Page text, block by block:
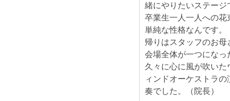
緒にやりたいステージ
卒業生一人一人への
単純な性格なんです。
帰りはスタッフのお
会場全体が一つになっ
久々に心に風が吹いた
ィンドオーケストラの
奏でした。（院長）